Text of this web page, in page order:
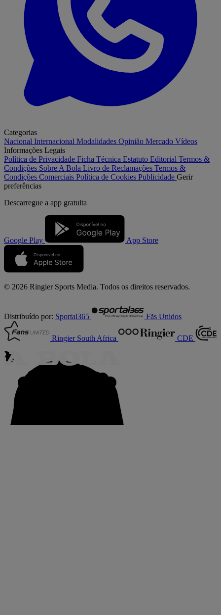
Categorias
Nacional Internacional Modalidades Opinião Mercado Vídeos
Informações Legais
Política de Privacidade Ficha Técnica Estatuto Editorial Termos &
Condições Sobre A Bola Livro de Reclamações Termos &
Condições Comerciais Política de Cookies Publicidade Gerir
preferências
Descarregue a app gratuita
Google Play App Store
© 2026 Ringier Sports Media. Todos os direitos reservados.
Distribuído por: Sportal365 Fãs Unidos
Ringier South Africa CDE